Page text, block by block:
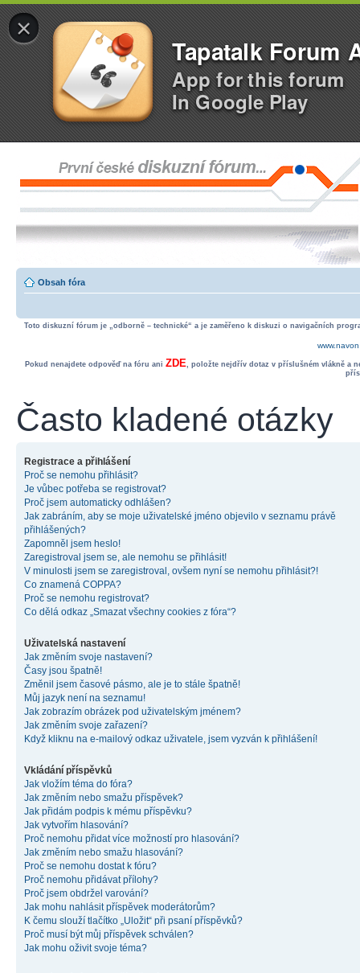
×
Tapatalk Forum
App for this forum
In Google Play
Obsah fóra
Toto diskuzní fórum je „odborně – technické“ a je zaměřeno k diskuzi o navigačních
Pokud nenajdete odpověď na fóru ani ZDE, položte nejdřív dotaz v příslušném vlákně a
Často kladené otázky
Registrace a přihlášení
Proč se nemohu přihlásit?
Je vůbec potřeba se registrovat?
Proč jsem automaticky odhlášen?
Jak zabráním, aby se moje uživatelské jméno objevilo v seznamu právě
přihlášených?
Zapomněl jsem heslo!
Zaregistroval jsem se, ale nemohu se přihlásit!
V minulosti jsem se zaregistroval, ovšem nyní se nemohu přihlásit?!
Co znamená COPPA?
Proč se nemohu registrovat?
Co dělá odkaz „Smazat všechny cookies z fóra“?
Uživatelská nastavení
Jak změním svoje nastavení?
Časy jsou špatně!
Změnil jsem časové pásmo, ale je to stále špatně!
Můj jazyk není na seznamu!
Jak zobrazím obrázek pod uživatelským jménem?
Jak změním svoje zařazení?
Když kliknu na e-mailový odkaz uživatele, jsem vyzván k přihlášení!
Vkládání příspěvků
Jak vložím téma do fóra?
Jak změním nebo smažu příspěvek?
Jak přidám podpis k mému příspěvku?
Jak vytvořím hlasování?
Proč nemohu přidat více možností pro hlasování?
Jak změním nebo smažu hlasování?
Proč se nemohu dostat k fóru?
Proč nemohu přidávat přílohy?
Proč jsem obdržel varování?
Jak mohu nahlásit příspěvek moderátorům?
K čemu slouží tlačítko „Uložit“ při psaní příspěvků?
Proč musí být můj příspěvek schválen?
Jak mohu oživit svoje téma?